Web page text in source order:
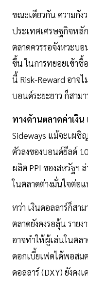
ขณะเดียวกัน ความกัง
ประเทศเศรษฐกิจหลัก
ตลาดควรรอจังหวะบ
ขึ้น ในการทยอยเข้าซื้
นี้ Risk-Reward อาจ
บอนด์ระยะยาว ก็สาม
ทางด้านตลาดค่าเงิน
Sideways แม้จะเผชิ
ตัวลงของบอนด์ยีลด์
ผลิต PPI ของสหรัฐฯ
ในตลาดต่างมั่นใจต่อ
ทว่า เงินดอลลาร์ก็สา
ตลาดยังคงรอลุ้น ราย
อาจทำให้ผู้เล่นในตล
ดอกเบี้ยเฟดได้พอสม
ดอลลาร์ (DXY) ยังคง